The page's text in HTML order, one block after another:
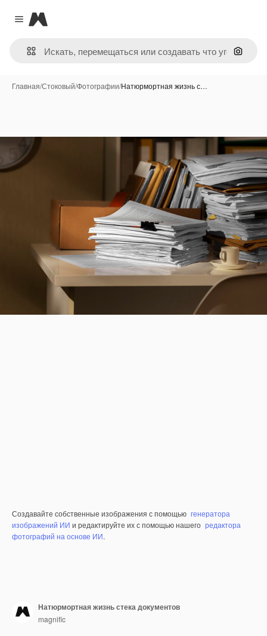
Close menu
Magnific
Поиск
Главная/Стоковый/Фотографии/Натюрмортная жизнь с…
Создавайте собственные изображения с помощью генератора
изображений ИИ и редактируйте их с помощью нашего редактора
фотографий на основе ИИ.
Натюрмортная жизнь стека документов
magnific